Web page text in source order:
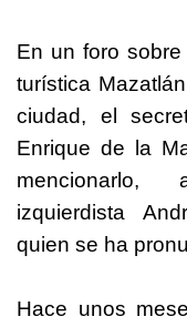
En un foro
turística
ciudad, el
Enrique de la
mencionarlo,
izquierdista
quien se ha
Hace unos